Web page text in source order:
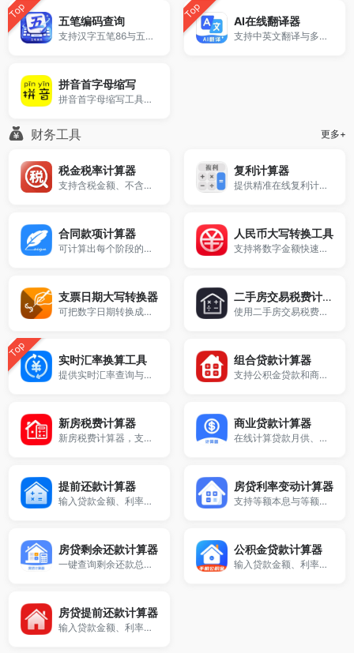
Top 五笔编码查询
支持汉字五笔86与五笔98输入法编码查询。
Top AI在线翻译器
支持中英文翻译与多语言互译，提供快速准确的翻译结果。
拼音首字母缩写
拼音首字母缩写工具支持将中文句子或姓名快速转换为拼音首字母，可选择大小写、全角半角及是否保留标点，支持普通话和粤语拼音缩写提取，适用于生成缩写码、姓名简称、目录索引等场景。
财务工具 更多+
税金税率计算器
支持含税金额、不含税金额和税率之间一键换算，快速计算税额、含税价与不含税价，适用于发票计算、增值税换算和日常财务核算。
复利计算器
提供精准在线复利计算器。
合同款项计算器
可计算出每个阶段的金额款项已经对应的人民币大写。
人民币大写转换工具
支持将数字金额快速转换为中文大写金额，适用于发票、合同、财务填写等场景，支持小数金额输入，在线生成结果，简单易用。
支票日期大写转换器
可把数字日期转换成中文日期大写。
二手房交易税费计算器
使用二手房交易税费计算器，快速计算二手房买卖过程中产生的契税、个税、增值税、印花税等税费明细。支持普通住宅/非普通住宅、唯一住房等情况，结果精准，适用于全国各地房产交易场景。
Top 实时汇率换算工具
提供实时汇率查询与货币兑换计算器，支持美元、人民币、欧元等多币种汇率换算。
组合贷款计算器
支持公积金贷款和商业贷款同时计算，输入贷款金额、利率和期限即可快速计算组合贷款月供、利息总额及还款明细。
新房税费计算器
新房税费计算器，支持契税、维修基金等购房费用一键计算，输入房价与面积即可快速得出总费用，适合买房前预算与成本分析，帮助你清楚了解买房需要交哪些税，免费在线使用。
商业贷款计算器
在线计算贷款月供、利息及还款明细，支持LPR利率输入，适用于房贷、银行贷款及商业贷款计算。
提前还款计算器
输入贷款金额、利率和还款时间即可计算提前还款是否划算。
房贷利率变动计算器
支持等额本息与等额本金两种方式，模拟利率上调或下调对月供、本金、利息的影响。
房贷剩余还款计算器
一键查询剩余还款总额，适用于房贷余额查询、提前还款测算等场景。
公积金贷款计算器
输入贷款金额、利率和期限即可快速计算公积金贷款月供、利息总额及还款明细。
房贷提前还款计算器
输入贷款金额、利率和还款时间即可计算提前还款后节省的利息、剩余本金及月供变化，一键查看提前还款是否划算。